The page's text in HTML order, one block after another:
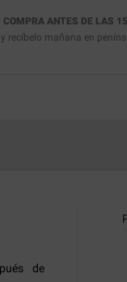
COMPRA ANTES DE LAS
y recíbelo mañana en
de